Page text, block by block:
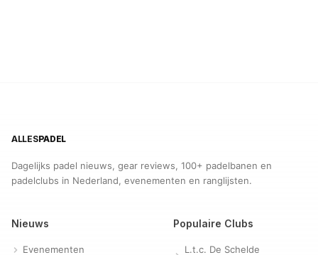
ALLESPADEL
Dagelijks padel nieuws, gear reviews, 100+ padelbanen en
padelclubs in Nederland, evenementen en ranglijsten.
Nieuws
Evenementen
Populaire Clubs
L.t.c. De Schelde